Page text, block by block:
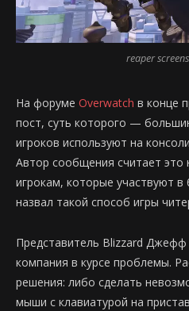
reaper
На форуме Overwatch в конце
пост, суть которого —
игроков используют на
Автор сообщения считает
игрокам, которые участвуют
назвал такой способ игры
Представитель Blizzard Джефф
компания в курсе проблемы.
решения: либо сделать
мыши с клавиатурой на